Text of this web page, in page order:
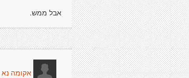
אבל ממש.
אקומה נא